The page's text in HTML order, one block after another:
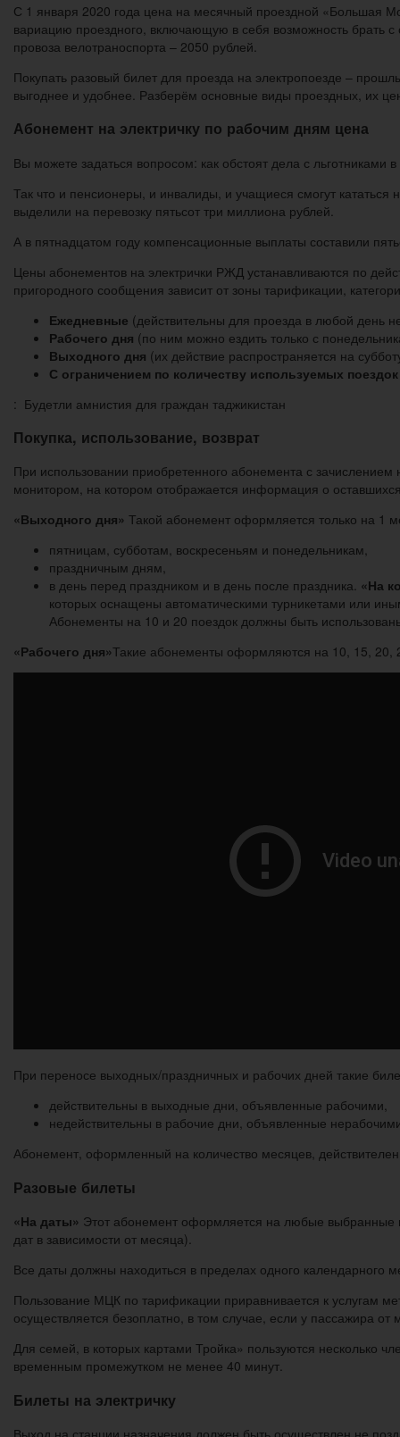
С 1 января 2020 года цена на месячный проездной «Большая
вариацию проездного, включающую в себя возможность брать
провоза велотраноспорта – 2050 рублей.
Покупать разовый билет для проезда на электропоезде –
выгоднее и удобнее. Разберём основные виды проездных, их
Абонемент на электричку по рабочим дням цена
Вы можете задаться вопросом: как обстоят дела с льготниками
Так что и пенсионеры, и инвалиды, и учащиеся смогут
выделили на перевозку пятьсот три миллиона рублей.
А в пятнадцатом году компенсационные выплаты составили
Цены абонементов на электрички РЖД устанавливаются по
пригородного сообщения зависит от зоны тарификации,
Ежедневные (действительны для проезда в любой день
Рабочего дня (по ним можно ездить только с
Выходного дня (их действие распространяется на
С ограничением по количеству используемых поездок
: Будетли амнистия для граждан таджикистан
Покупка, использование, возврат
При использовании приобретенного абонемента с
монитором, на котором отображается информация о
«Выходного дня» Такой абонемент оформляется только на 1
пятницам, субботам, воскресеньям и понедельникам,
праздничным дням,
в день перед праздником и в день после праздника. «На
которых оснащены автоматическими турникетами или
Абонементы на 10 и 20 поездок должны быть
«Рабочего дня»Такие абонементы оформляются на 10, 15, 20,
При переносе выходных/праздничных и рабочих дней такие
действительны в выходные дни, объявленные рабочими,
недействительны в рабочие дни, объявленные
Абонемент, оформленный на количество месяцев,
Разовые билеты
«На даты» Этот абонемент оформляется на любые
дат в зависимости от месяца).
Все даты должны находиться в пределах одного календарного
Пользование МЦК по тарификации приравнивается к услугам
осуществляется безоплатно, в том случае, если у пассажира
Для семей, в которых картами Тройка» пользуются несколько
временным промежутком не менее 40 минут.
Билеты на электричку
Выход на станции назначения должен быть осуществлен не